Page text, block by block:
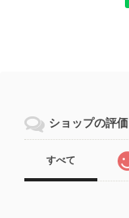
ショップの評価
すべて